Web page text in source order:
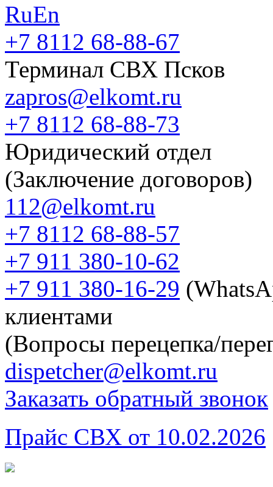
RuEn
+7 8112 68-88-67
Терминал СВХ Псков
zapros@elkomt.ru
+7 8112 68-88-73
Юридический отдел
(Заключение договоров)
112@elkomt.ru
+7 8112 68-88-57
+7 911 380-10-62
+7 911 380-16-29
клиентами
(Вопросы перецепка/
dispetcher@elkomt.ru
Заказать обратный звонок
Прайс СВХ от 10.02.2026